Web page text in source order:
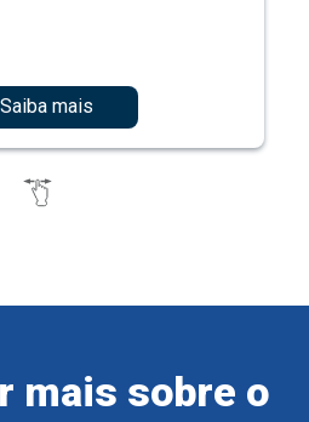
Saiba mais
mais sobre o